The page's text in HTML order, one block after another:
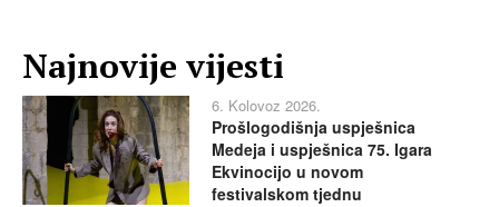
Najnovije vijesti
6. Kolovoz 2026.
Prošlogodišnja uspješnica
Medeja i uspješnica 75. Igara
Ekvinocijo u novom
festivalskom tjednu